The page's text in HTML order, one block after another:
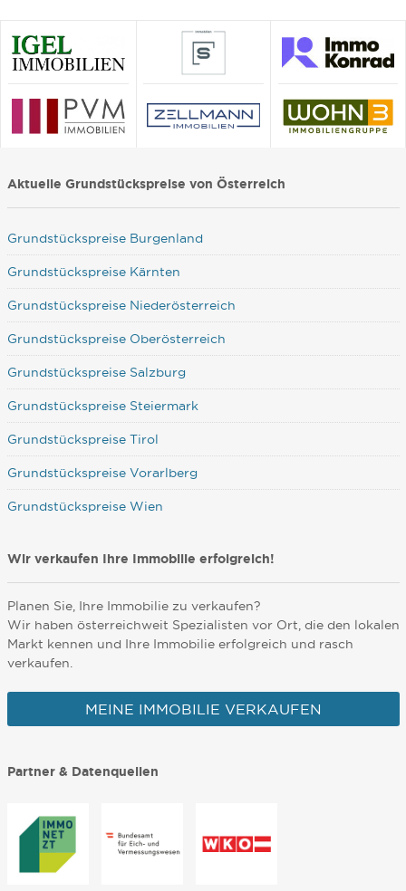
Aktuelle Grundstückspreise von Österreich
Grundstückspreise Burgenland
Grundstückspreise Kärnten
Grundstückspreise Niederösterreich
Grundstückspreise Oberösterreich
Grundstückspreise Salzburg
Grundstückspreise Steiermark
Grundstückspreise Tirol
Grundstückspreise Vorarlberg
Grundstückspreise Wien
Wir verkaufen Ihre Immobilie erfolgreich!
Planen Sie, Ihre Immobilie zu verkaufen?
Wir haben österreichweit Spezialisten vor Ort, die den lokalen
Markt kennen und Ihre Immobilie erfolgreich und rasch
verkaufen.
MEINE IMMOBILIE VERKAUFEN
Partner & Datenquellen